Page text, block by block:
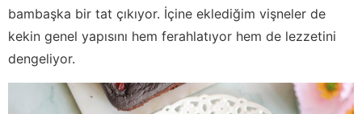
bambaşka bir tat çıkıyor. İçine eklediğim vişneler de
kekin genel yapısını hem ferahlatıyor hem de lezzetini
dengeliyor.